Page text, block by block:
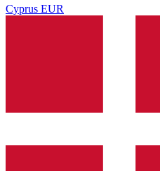
Cyprus EUR